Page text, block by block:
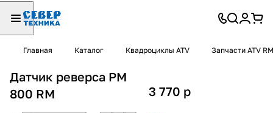
Главная Каталог Квадроциклы ATV Запчасти ATV
Датчик реверса РМ
800 RM
3 770 p